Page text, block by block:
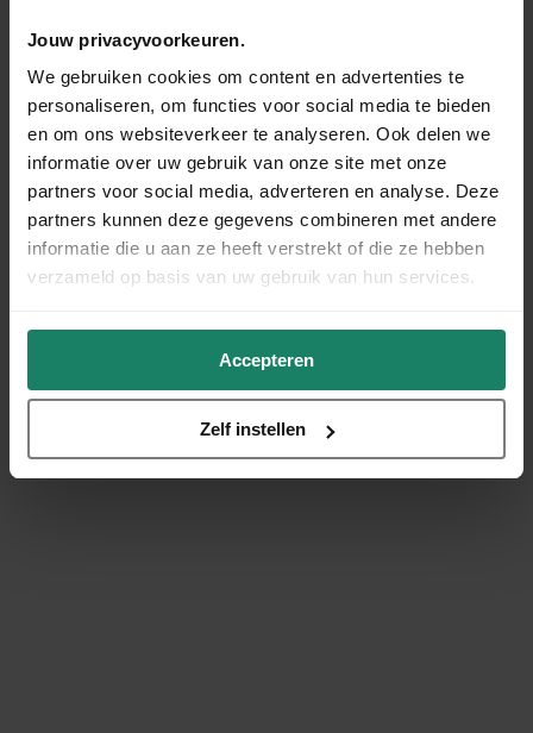
Jouw privacyvoorkeuren.
We gebruiken cookies om content en advertenties te
personaliseren, om functies voor social media te bieden
en om ons websiteverkeer te analyseren. Ook delen we
informatie over uw gebruik van onze site met onze
partners voor social media, adverteren en analyse. Deze
partners kunnen deze gegevens combineren met andere
informatie die u aan ze heeft verstrekt of die ze hebben
verzameld op basis van uw gebruik van hun services.
Accepteren
Zelf instellen